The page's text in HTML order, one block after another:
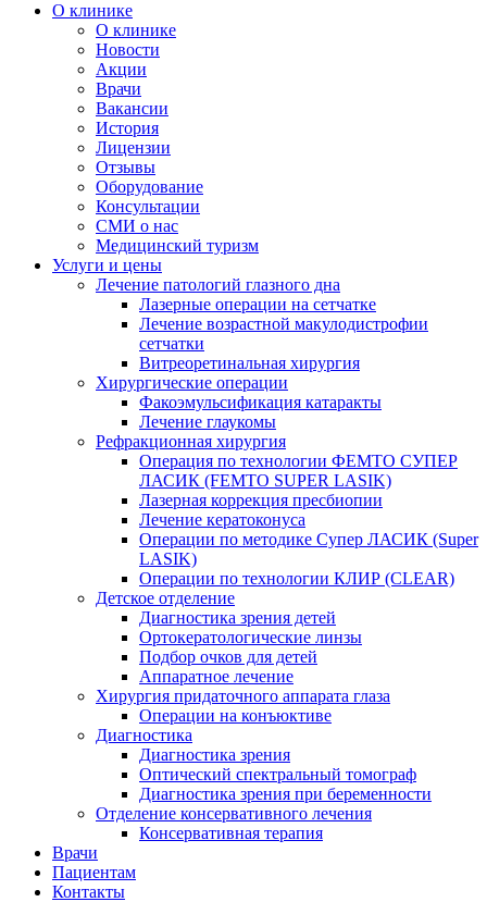
О клинике
О клинике
Новости
Акции
Врачи
Вакансии
История
Лицензии
Отзывы
Оборудование
Консультации
СМИ о нас
Медицинский туризм
Услуги и цены
Лечение патологий глазного дна
Лазерные операции на сетчатке
Лечение возрастной макулодистрофии
сетчатки
Витреоретинальная хирургия
Хирургические операции
Факоэмульсификация катаракты
Лечение глаукомы
Рефракционная хирургия
Операция по технологии ФЕМТО СУПЕР
ЛАСИК (FEMTO SUPER LASIK)
Лазерная коррекция пресбиопии
Лечение кератоконуса
Операции по методике Супер ЛАСИК (Super
LASIK)
Операции по технологии КЛИР (CLEAR)
Детское отделение
Диагностика зрения детей
Ортокератологические линзы
Подбор очков для детей
Аппаратное лечение
Хирургия придаточного аппарата глаза
Операции на конъюктиве
Диагностика
Диагностика зрения
Оптический спектральный томограф
Диагностика зрения при беременности
Отделение консервативного лечения
Консервативная терапия
Врачи
Пациентам
Контакты